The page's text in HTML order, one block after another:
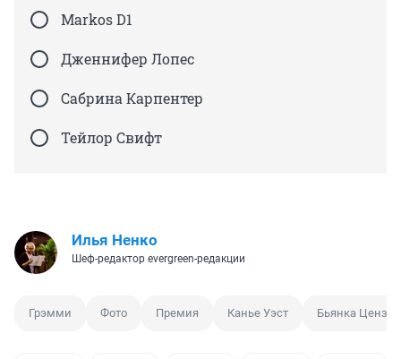
Markos D1
Дженнифер Лопес
Сабрина Карпентер
Тейлор Свифт
Илья Ненко
Шеф-редактор evergreen-редакции
Грэмми Фото Премия Канье Уэст Бьянка